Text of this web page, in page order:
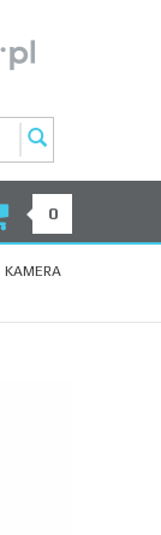
0
KAMERA